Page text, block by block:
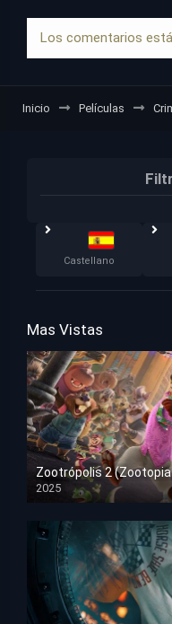
Los comentarios
Inicio Películas
Castellano
Mas Vistas
Zootrópolis 2
2025
HD 1080p